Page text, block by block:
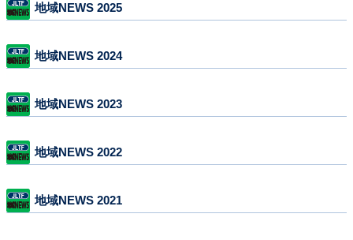
地域NEWS 2025
地域NEWS 2024
地域NEWS 2023
地域NEWS 2022
地域NEWS 2021